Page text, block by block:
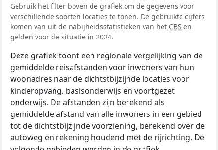
Gebruik het filter boven de grafiek om de gegevens voor
verschillende soorten locaties te tonen. De gebruikte cijfers
komen van uit de nabijheidsstatistieken van het CBS en
gelden voor de situatie in 2024.
Deze grafiek toont een regionale vergelijking van de
gemiddelde reisafstanden voor inwoners van hun
woonadres naar de dichtstbijzijnde locaties voor
kinderopvang, basisonderwijs en voortgezet
onderwijs. De afstanden zijn berekend als
gemiddelde afstand van alle inwoners in een gebied
tot de dichtstbijzijnde voorziening, berekend over de
autoweg en rekening houdend met de rijrichting. De